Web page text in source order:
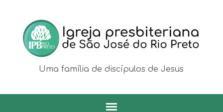
Uma família de discípulos de Jesus